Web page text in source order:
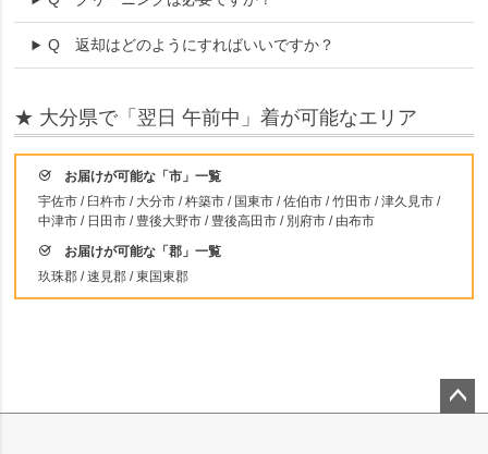
Q 返却はどのようにすればいいですか？
★ 大分県で「翌日 午前中」着が可能なエリア
お届けが可能な「市」一覧
宇佐市 / 臼杵市 / 大分市 / 杵築市 / 国東市 / 佐伯市 / 竹田市 / 津久見市 /
中津市 / 日田市 / 豊後大野市 / 豊後高田市 / 別府市 / 由布市
お届けが可能な「郡」一覧
玖珠郡 / 速見郡 / 東国東郡